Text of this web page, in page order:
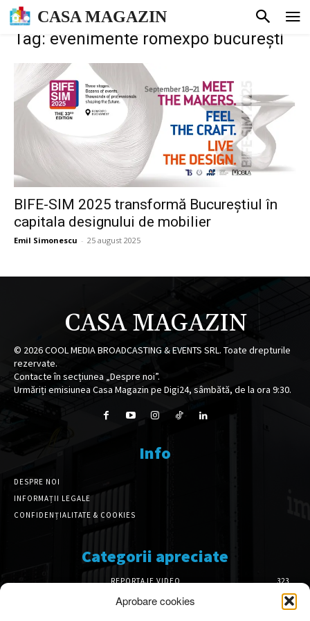
Aprobare cookies
CASA MAGAZIN
Tag: evenimente romexpo bucurești
BIFE-SIM 2025 transformă Bucureștiul în
capitala designului de mobilier
Emil Simonescu - 25 august 2025
CASA MAGAZIN
© 2026COOL MEDIA BROADCASTING & EVENTS SRL. Toate drepturile
rezervate.
Contacte în secțiunea „Despre noi”.
Urmăriți emisiunea Casa Magazin pe Digi24, sâmbătă, de la ora 9:30.
Info
DESPRE NOI
INFORMAȚII LEGALE
CONFIDENȚIALITATE & COOKIES
Categorii apreciate
REPORTAJE VIDEO
323
AMENAJĂRI INTERIOARE
126